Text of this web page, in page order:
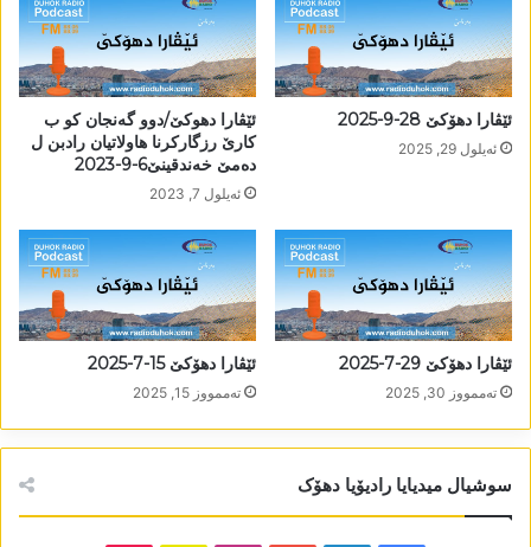
ئێڤارا دھۆکێ 28-9-2025
ئه‌یلول 29, 2025
ئێڤارا دھوکێ/دوو گەنجان کو ب
کارێ رزگارکرنا ھاولاتیان رادبن ل
دەمێ خەندقینێ6-9-2023
ئه‌یلول 7, 2023
ئێڤارا دھۆکێ 29-7-2025
تەممووز 30, 2025
ئێڤارا دھۆکێ 15-7-2025
تەممووز 15, 2025
سوشیال میدیایا رادیۆیا دھۆک